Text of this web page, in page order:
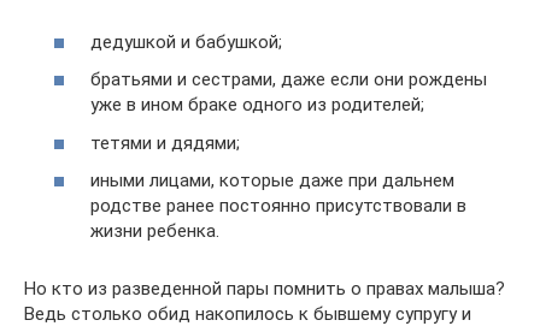
дедушкой и бабушкой;
братьями и сестрами, даже если они рождены
уже в ином браке одного из родителей;
тетями и дядями;
иными лицами, которые даже при дальнем
родстве ранее постоянно присутствовали в
жизни ребенка.
Но кто из разведенной пары помнить о правах малыша?
Ведь столько обид накопилось к бывшему супругу и